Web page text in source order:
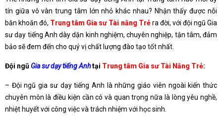
tín giữa vô vàn trung tâm lớn nhỏ khác nhau? Nhận thấy được nỗi
băn khoăn đó, Trung tâm Gia sư Tài năng Trẻra đời, với đội ngũ Gia
sư dạy tiếng Anh dày dặn kinh nghiệm, chuyên nghiệp, tận tâm, đảm
bảo sẽ đem đến cho quý vị chất lượng đào tạo tốt nhất.
Đội ngũ Gia sư dạy tiếng Anhtại Trung tâm Gia sư Tài Năng Trẻ:
– Đội ngũ gia sư dạy tiếng Anh là những giáo viên ngoài kiến thức
chuyên môn là điều kiện cần có và quan trọng nữa là lòng yêu nghề,
nhiệt huyết với công việc và trách nhiệm với học sinh.